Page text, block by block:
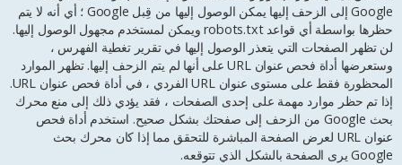
Google إلى الزحف إليها يمكن الوصول إليها من قِبل Google ؛ أي أنه لا يتم
حظرها بواسطة أي قواعد robots.txt ويمكن لمستخدم مجهول الوصول إليها.
لن تظهر الصفحات التي يتعذر الوصول إليها في تقرير تغطية الفهرس ،
وستعرضها أداة فحص عنوان URL على أنها لم يتم الزحف إليها. تظهر الموارد
المحظورة فقط على مستوى عنوان URL الفردي ، في أداة فحص عنوان URL.
إذا تم حظر موارد مهمة على إحدى الصفحات ، فقد يؤدي ذلك إلى منع محرك
بحث Google من الزحف إلى صفحتك بشكل صحيح. استخدم أداة فحص
عنوان URL لعرض الصفحة المباشرة للتحقق مما إذا كان محرك بحث
Google يرى الصفحة بالشكل الذي تتوقعه.